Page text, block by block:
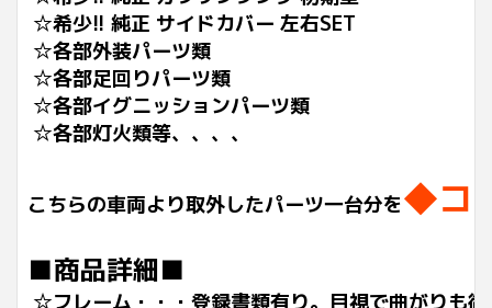
☆希少!! 純正 サイドカバー 左右SET
☆各部外装パーツ類
☆各部足回りパーツ類
☆各部イグニッションパーツ類
☆各部灯火類等、、、、
こちらの車両より取外したパーツ一台分を◆コ
■商品詳細■
☆フレーム・・・登録書類有り。目視で曲がりも